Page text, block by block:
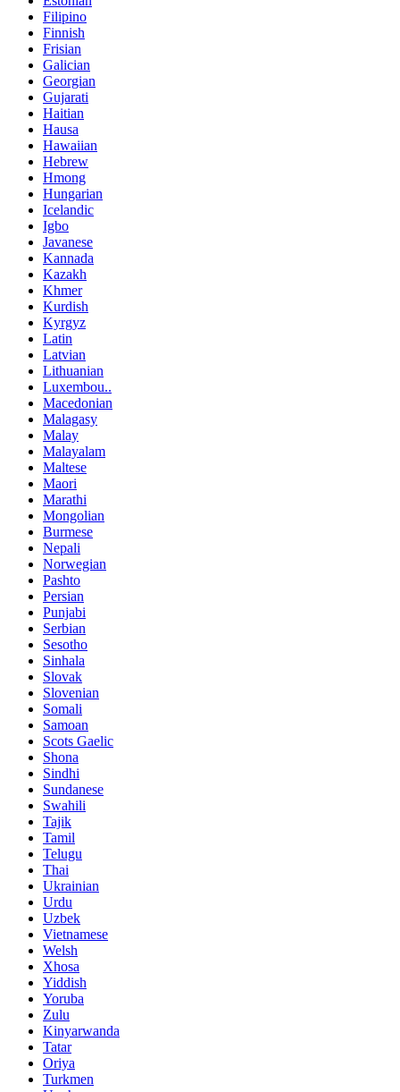
Filipino
Finnish
Frisian
Galician
Georgian
Gujarati
Haitian
Hausa
Hawaiian
Hebrew
Hmong
Hungarian
Icelandic
Igbo
Javanese
Kannada
Kazakh
Khmer
Kurdish
Kyrgyz
Latin
Latvian
Lithuanian
Luxembou..
Macedonian
Malagasy
Malay
Malayalam
Maltese
Maori
Marathi
Mongolian
Burmese
Nepali
Norwegian
Pashto
Persian
Punjabi
Serbian
Sesotho
Sinhala
Slovak
Slovenian
Somali
Samoan
Scots Gaelic
Shona
Sindhi
Sundanese
Swahili
Tajik
Tamil
Telugu
Thai
Ukrainian
Urdu
Uzbek
Vietnamese
Welsh
Xhosa
Yiddish
Yoruba
Zulu
Kinyarwanda
Tatar
Oriya
Turkmen